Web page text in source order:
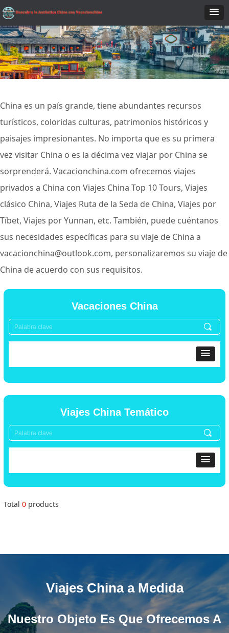
Total 0 products
China es un país grande, tiene abundantes recursos
turísticos, coloridas culturas, patrimonios históricos y
paisajes impresionantes. No importa que es su primera
vez visitar China o es la décima vez viajar por China se
sorprenderá. Vacacionchina.com ofrecemos viajes
privados a China con Viajes China Top 10 Tours, Viajes
clásico China, Viajes Ruta de la Seda de China, Viajes por
Tíbet, Viajes por Yunnan, etc. También, puede cuéntanos
sus necesidades específicas para su viaje de China a
vacacionchina@outlook.com, personalizaremos su viaje de
China de acuerdo con sus requisitos.
Vacaciones China
끠
Viajes China Temático
끠
Nuestro Objeto Es Que Ofrecemos A
Viajes China a Medida